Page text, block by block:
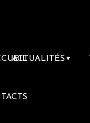
ACTUALITÉS ▼